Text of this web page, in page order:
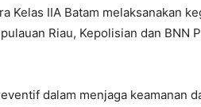
Kelas IIA Batam melaksanakan
Riau, Kepolisian dan BNN
dalam menjaga keamanan